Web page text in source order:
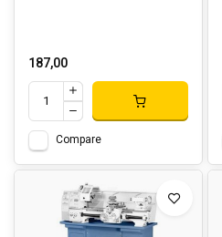
187,00
Compare